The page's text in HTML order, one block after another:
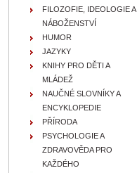
FILOZOFIE, IDEOLOGIE A
NÁBOŽENSTVÍ
HUMOR
JAZYKY
KNIHY PRO DĚTI A
MLÁDEŽ
NAUČNÉ SLOVNÍKY A
ENCYKLOPEDIE
PŘÍRODA
PSYCHOLOGIE A
ZDRAVOVĚDA PRO
KAŽDÉHO